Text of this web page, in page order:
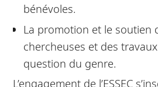
bénévoles.
La promotion et le soutien
chercheuses et des
question du genre.
L’engagement de l’ESSEC